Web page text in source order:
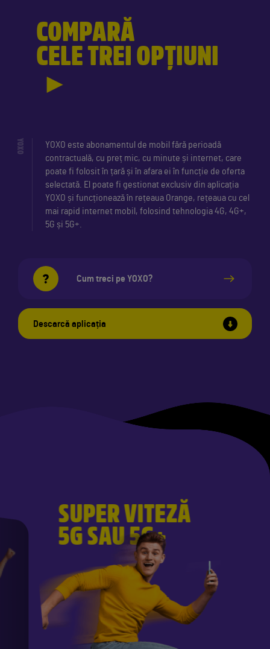
COMPARĂ
CELE TREI OPȚIUNI
►
YOXO
YOXO este abonamentul de mobil fără perioadă
contractuală, cu preț mic, cu minute și internet, care
poate fi folosit în țară și în afara ei în funcție de oferta
selectată. El poate fi gestionat exclusiv din aplicația
YOXO și funcționează în rețeaua Orange, rețeaua cu cel
mai rapid internet mobil, folosind tehnologia 4G, 4G+,
5G și 5G+.
Cum treci pe YOXO?
Descarcă aplicația
SUPER VITEZĂ
5G SAU 5G+